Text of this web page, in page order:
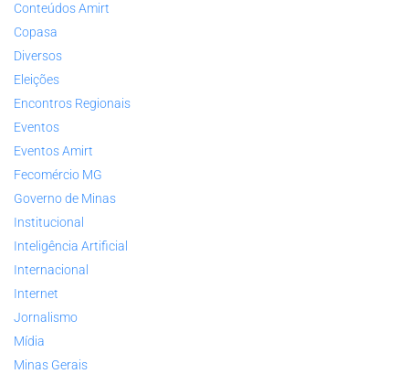
Conteúdos Amirt
Copasa
Diversos
Eleições
Encontros Regionais
Eventos
Eventos Amirt
Fecomércio MG
Governo de Minas
Institucional
Inteligência Artificial
Internacional
Internet
Jornalismo
Mídia
Minas Gerais